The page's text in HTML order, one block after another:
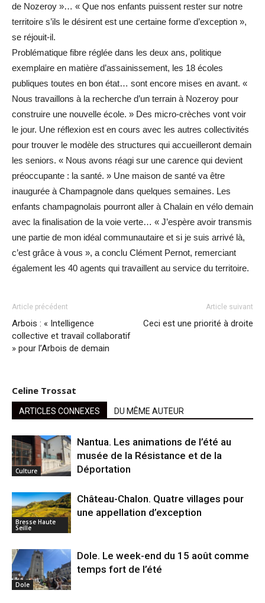
de Nozeroy »… « Que nos enfants puissent rester sur notre
territoire s’ils le désirent est une certaine forme d’exception »,
se réjouit-il.
Problématique fibre réglée dans les deux ans, politique
exemplaire en matière d’assainissement, les 18 écoles
publiques toutes en bon état… sont encore mises en avant. «
Nous travaillons à la recherche d’un terrain à Nozeroy pour
construire une nouvelle école. » Des micro-crèches vont voir
le jour. Une réflexion est en cours avec les autres collectivités
pour trouver le modèle des structures qui accueilleront demain
les seniors. « Nous avons réagi sur une carence qui devient
préoccupante : la santé. » Une maison de santé va être
inaugurée à Champagnole dans quelques semaines. Les
enfants champagnolais pourront aller à Chalain en vélo demain
avec la finalisation de la voie verte… « J’espère avoir transmis
une partie de mon idéal communautaire et si je suis arrivé là,
c’est grâce à vous », a conclu Clément Pernot, remerciant
également les 40 agents qui travaillent au service du territoire.
Article précédent
Arbois : « Intelligence
collective et travail collaboratif
» pour l’Arbois de demain
Article suivant
Ceci est une priorité à droite
Celine Trossat
ARTICLES CONNEXES DU MÊME AUTEUR
Culture
Nantua. Les animations de l’été au
musée de la Résistance et de la
Déportation
Bresse Haute
Seille
Château-Chalon. Quatre villages pour
une appellation d’exception
Dole
Dole. Le week-end du 15 août comme
temps fort de l’été